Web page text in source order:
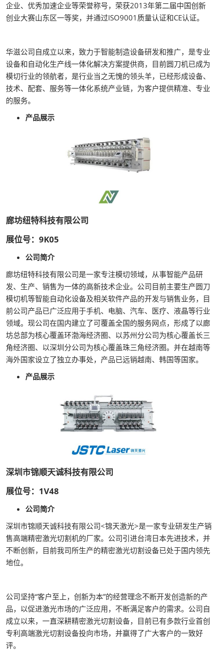
企业、优秀加速企业等荣誉称号，荣获2013年第二届中国创新
创业大赛山东区一等奖，并通过ISO9001质量认证和CE认证。
华滋公司自成立以来，致力于智能制造设备研发和推广，是专业
设备和自动化生产线一体化解决方案提供商，目前圆刀机已成为
模切行业的领航者，是行业当之无愧的领头羊，已经形成设备、
技术、配套、服务等一体化系统产业链，为客户提供精准、专业
的服务。
产品展示
廊坊纽特科技有限公司
展位号：9K05
公司简介
廊坊纽特科技有限公司是一家专注模切领域，从事智能产品研
发、生产、销售为一体的高新技术企业。公司目前主要生产圆刀
模切机等智能自动化设备及相关软件产品的开发与销售业务，目
前公司产品已广泛应用于手机、电脑、汽车、医疗、液晶等行业
领域。现公司在国内建立了可覆盖全国的服务网点，形成了以廊
坊总部为核心覆盖环渤海经济圈、以苏州分公司为核心覆盖长三
角经济圈、以深圳分公司为核心覆盖珠三角经济圈。并在越南等
海外国家设立了独立办事处，产品已远销越南、韩国等国家。
产品展示
深圳市锦顺天诚科技有限公司
展位号：1V48
公司简介
深圳市锦顺天诚科技有限公司<锦天激光>是一家专业研发生产销
售高端精密激光切割机的厂家。公司引进台湾日本先进技术，并
不断创新，目前我司所生产的精密激光切割设备已处于国内领先
地位。
公司坚持“客户至上，创新为本”的经营理念不断开发创造新的产
品，以促进激光市场的广泛应用，不断满足客户的需求。公司自
成立以来，一直深耕精密激光切割设备，目前已有多款行业首创
专利高端激光切割设备投向市场，并赢得了广大客户的一致好
评。